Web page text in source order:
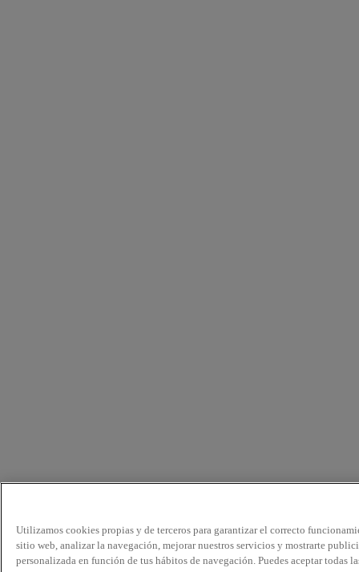
Utilizamos cookies propias y de terceros para garantizar el correcto
sitio web, analizar la navegación, mejorar nuestros servicios y mostrarte
personalizada en función de tus hábitos de navegación. Puedes aceptar todas